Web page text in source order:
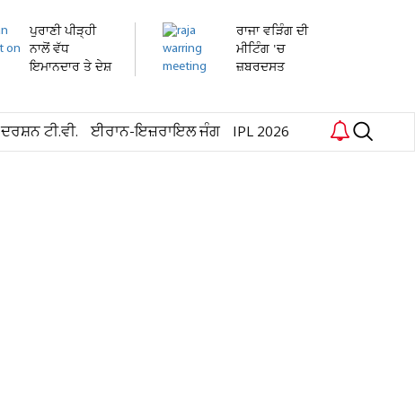
ਪੁਰਾਣੀ ਪੀੜ੍ਹੀ
ਨਾਲੋਂ ਵੱਧ
ਇਮਾਨਦਾਰ ਤੇ ਦੇਸ਼
ਰਾਜਾ ਵੜਿੰਗ ਦੀ
ਮੀਟਿੰਗ 'ਚ
ਜ਼ਬਰਦਸਤ
ਦਰਸ਼ਨ ਟੀ.ਵੀ. ਈਰਾਨ-ਇਜ਼ਰਾਇਲ ਜੰਗ IPL 2026